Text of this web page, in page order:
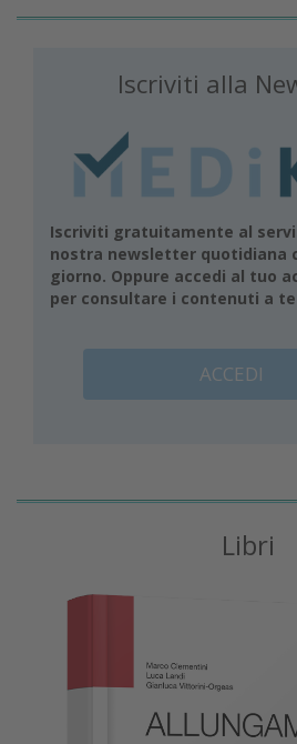
Iscriviti alla
Iscriviti gratuitamente al
nostra newsletter quotidiana
giorno. Oppure accedi al tuo
per consultare i contenuti a
ACCEDI
Libri